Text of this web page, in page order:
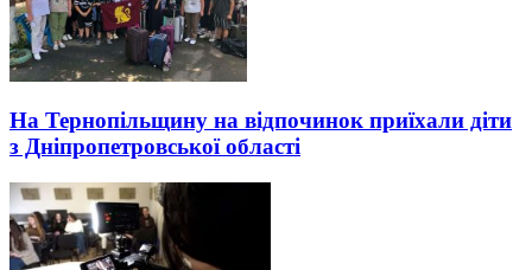
На Тернопільщину на відпочинок приїхали діти
з Дніпропетровської області